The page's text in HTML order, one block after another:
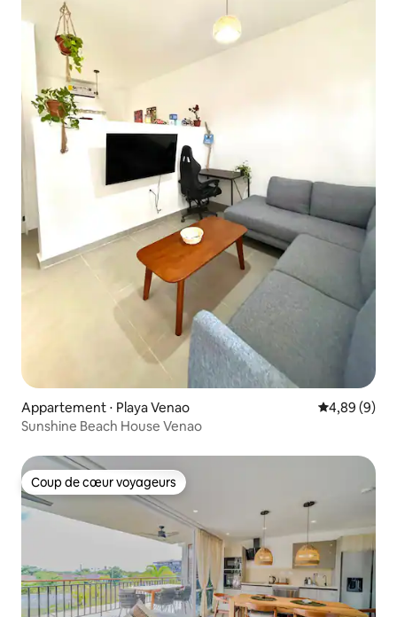
Appartement ⋅ Playa Venao Évaluation
4,89 (9)
Sunshine Beach House Venao
Coup de cœur voyageurs
Coup de cœur voyageurs